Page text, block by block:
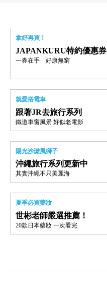
拿好再買！
JAPANKURU特約優惠券
一券在手 好康無窮
就愛搭電車
跟著JR去旅行系列
鐵道車窗風景 好似老電影
陽光沙灘風獅子
沖繩旅行系列更新中
其實沖繩不只美麗海
夏季必買藥妝
世彬老師嚴選推薦！
20款日本藥妝 一次看完